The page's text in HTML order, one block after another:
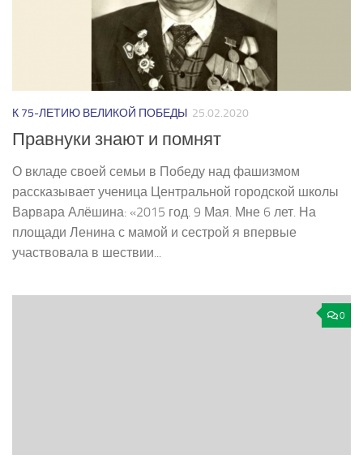
К 75-ЛЕТИЮ ВЕЛИКОЙ ПОБЕДЫ 25.02.2020
Правнуки знают и помнят
О вкладе своей семьи в Победу над фашизмом
рассказывает ученица Центральной городской школы
Варвара Алёшина: «2015 год. 9 Мая. Мне 6 лет. На
площади Ленина с мамой и сестрой я впервые
участвовала в шествии...
0